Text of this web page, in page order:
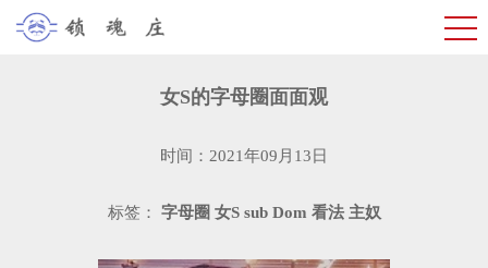
女S的字母圈面面观
时间：2021年09月13日
标签： 字母圈 女S sub Dom 看法 主奴